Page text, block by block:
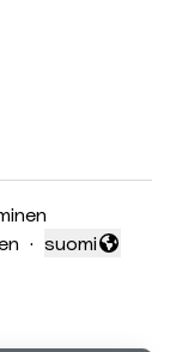
·
Vaihda kieli
suomi